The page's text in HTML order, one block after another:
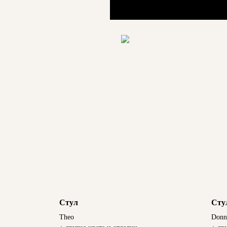
Стул
Theo